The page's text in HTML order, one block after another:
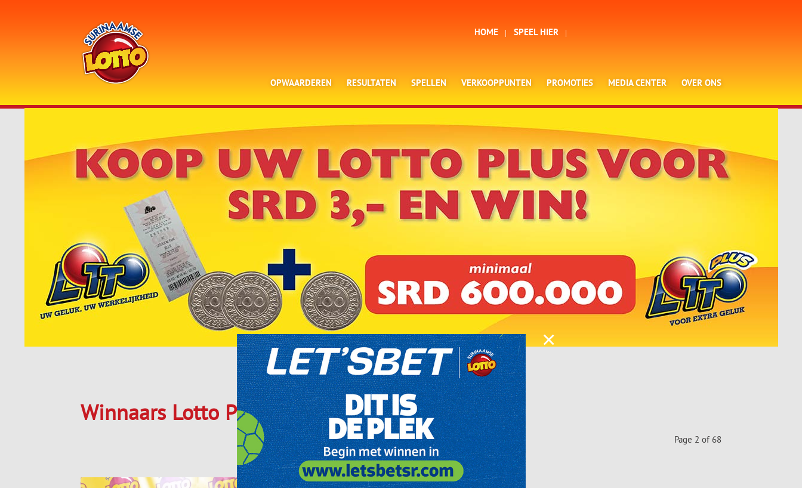
HOME SPEEL HIER
OPWAARDEREN RESULTATEN SPELLEN VERKOOPPUNTEN PROMOTIES MEDIA CENTER OVER ONS
Winnaars Lotto Plus
Page 2 of 68
×